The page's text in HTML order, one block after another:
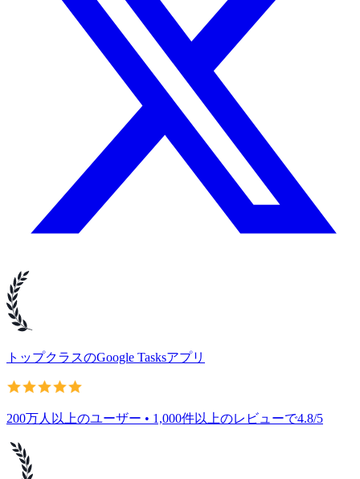
トップクラスのGoogle Tasksアプリ
200万人以上のユーザー • 1,000件以上のレビューで4.8/5